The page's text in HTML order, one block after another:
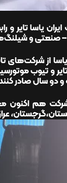
یاسا تایر و
و
یاسا از شرکت‌های
تایر و تیوب
و دو سال صادر
هم اکنون